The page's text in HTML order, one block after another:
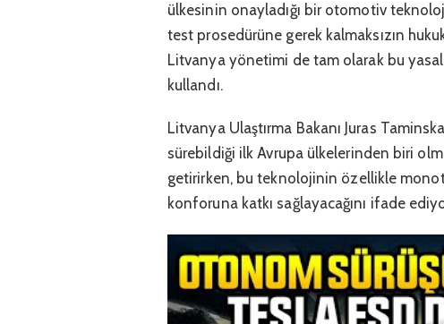
ülkesinin onayladığı bir otomotiv
test prosedürüne gerek kalmaksızın
Litvanya yönetimi de tam olarak bu yasal
kullandı.
Litvanya Ulaştırma Bakanı Juras
sürebildiği ilk Avrupa ülkelerinden biri
getirirken, bu teknolojinin özellikle
konforuna katkı sağlayacağını ifade